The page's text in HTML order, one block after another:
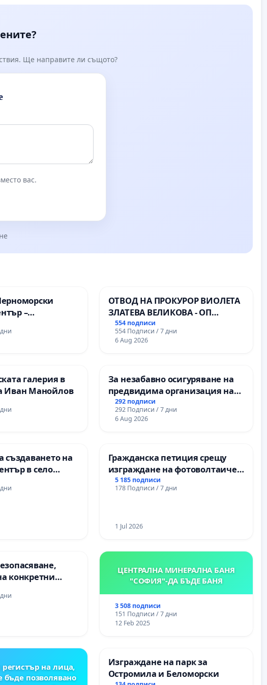
Ще направите ли същото?
вас.
–
за младите на
ОТВОД НА ПРОКУРОР ВИОЛЕТА
ЗЛАТЕВА ВЕЛИКОВА - ОП
ДОБРИЧ
554 подписи
554 Подписи / 7 дни
6 Aug 2026
галерия в
Иван Манойлов
За незабавно осигуряване на
предвидима организация на
учебния процес и гарантиране
на правото на равнопоставено
и качествено образование на
гимназия „
292 подписи
292 Подписи / 7 дни
6 Aug 2026
създаването на
в село
Гражданска петиция срещу
изграждане на фотоволтаичен
парк в с.Прибой, общ. Радомир
5 185 подписи
178 Подписи / 7 дни
1 Jul 2026
конкретни
на
на
„Тракия“ - гр.
ЦЕНТРАЛНА МИНЕРАЛНА БАНЯ
"СОФИЯ"-ДА БЪДЕ БАНЯ
3 508 подписи
151 Подписи / 7 дни
12 Feb 2025
на лица,
бъде позволявано
Изграждане на парк за
Остромила и Беломорски